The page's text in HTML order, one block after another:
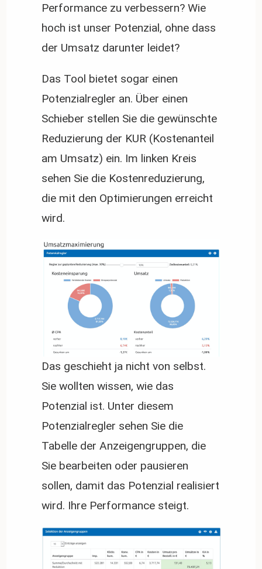
Performance zu verbessern? Wie
hoch ist unser Potenzial, ohne dass
der Umsatz darunter leidet?
Das Tool bietet sogar einen
Potenzialregler an. Über einen
Schieber stellen Sie die gewünschte
Reduzierung der KUR (Kostenanteil
am Umsatz) ein. Im linken Kreis
sehen Sie die Kostenreduzierung,
die mit den Optimierungen erreicht
wird.
Das geschieht ja nicht von selbst.
Sie wollten wissen, wie das
Potenzial ist. Unter diesem
Potenzialregler sehen Sie die
Tabelle der Anzeigengruppen, die
Sie bearbeiten oder pausieren
sollen, damit das Potenzial realisiert
wird. Ihre Performance steigt.